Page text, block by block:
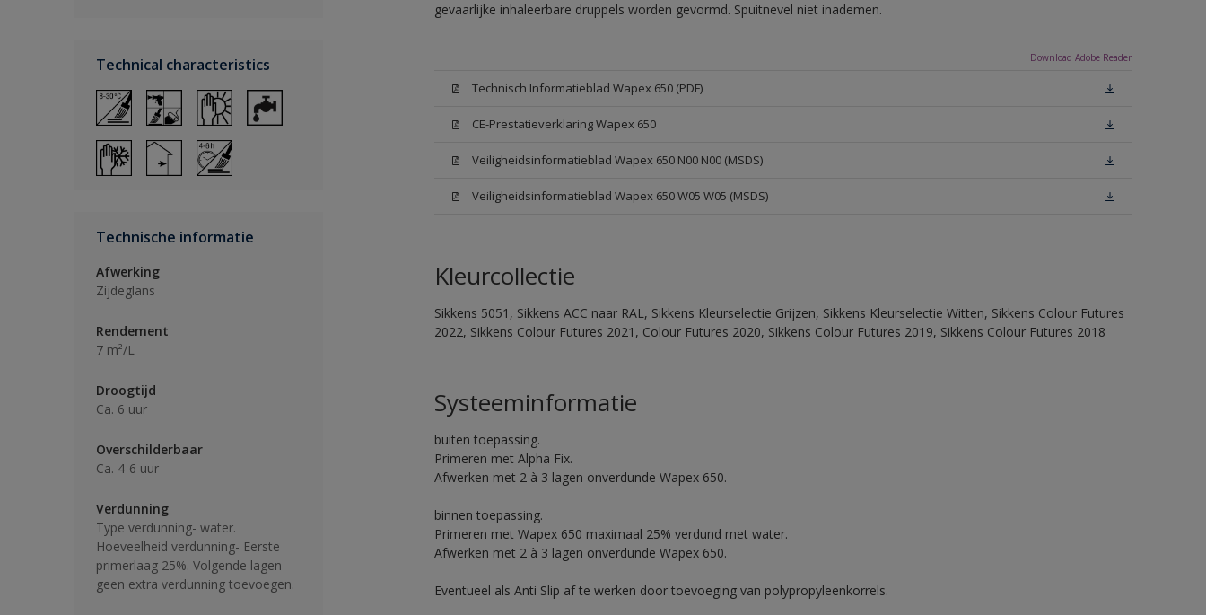
Technical characteristics
Technische informatie
Afwerking
Zijdeglans
Rendement
7 m²/L
Droogtijd
Ca. 6 uur
Overschilderbaar
Ca. 4-6 uur
Verdunning
Type verdunning- water.
Hoeveelheid verdunning- Eerste
primerlaag 25%. Volgende lagen
geen extra verdunning toevoegen.
gevaarlijke inhaleerbare druppels worden gevormd. Spuitnevel niet inademen.
Download Adobe Reader
Technisch Informatieblad Wapex 650 (PDF)
CE-Prestatieverklaring Wapex 650
Veiligheidsinformatieblad Wapex 650 N00 N00 (MSDS)
Veiligheidsinformatieblad Wapex 650 W05 W05 (MSDS)
Kleurcollectie
Sikkens 5051, Sikkens ACC naar RAL, Sikkens Kleurselectie Grijzen, Sikkens Kleurselectie Witten, Sikkens Colour Futures
2022, Sikkens Colour Futures 2021, Colour Futures 2020, Sikkens Colour Futures 2019, Sikkens Colour Futures 2018
Systeeminformatie
buiten toepassing.
Primeren met Alpha Fix.
Afwerken met 2 à 3 lagen onverdunde Wapex 650.
binnen toepassing.
Primeren met Wapex 650 maximaal 25% verdund met water.
Afwerken met 2 à 3 lagen onverdunde Wapex 650.
Eventueel als Anti Slip af te werken door toevoeging van polypropyleenkorrels.